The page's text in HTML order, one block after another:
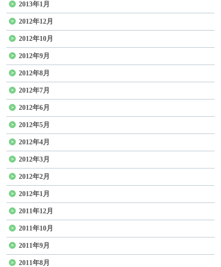
2013年1月
2012年12月
2012年10月
2012年9月
2012年8月
2012年7月
2012年6月
2012年5月
2012年4月
2012年3月
2012年2月
2012年1月
2011年12月
2011年10月
2011年9月
2011年8月